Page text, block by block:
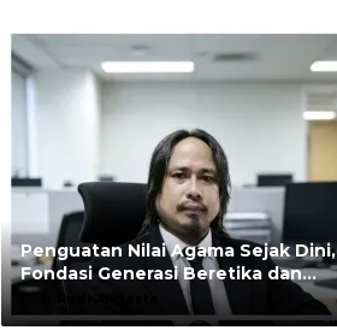
Penguatan Nilai Agama Sejak Dini,
Fondasi Generasi Beretika dan
BermoralRudi Andesta